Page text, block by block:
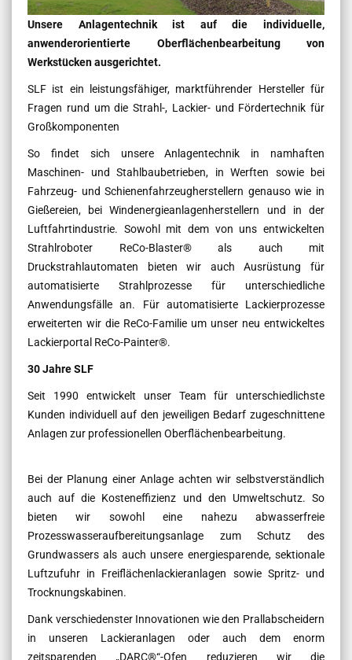
Unsere Anlagentechnik ist auf die individuelle,
anwenderorientierte Oberflächenbearbeitung von
Werkstücken ausgerichtet.
SLF ist ein leistungsfähiger, marktführender Hersteller für
Fragen rund um die Strahl-, Lackier- und Fördertechnik für
Großkomponenten
So findet sich unsere Anlagentechnik in namhaften
Maschinen- und Stahlbaubetrieben, in Werften sowie bei
Fahrzeug- und Schienenfahrzeugherstellern genauso wie in
Gießereien, bei Windenergieanlagenherstellern und in der
Luftfahrtindustrie. Sowohl mit dem von uns entwickelten
Strahlroboter ReCo-Blaster® als auch mit
Druckstrahlautomaten bieten wir auch Ausrüstung für
automatisierte Strahlprozesse für unterschiedliche
Anwendungsfälle an. Für automatisierte Lackierprozesse
erweiterten wir die ReCo-Familie um unser neu entwickeltes
Lackierportal ReCo-Painter®.
30 Jahre SLF
Seit 1990 entwickelt unser Team für unterschiedlichste
Kunden individuell auf den jeweiligen Bedarf zugeschnittene
Anlagen zur professionellen Oberflächenbearbeitung.
Bei der Planung einer Anlage achten wir selbstverständlich
auch auf die Kosteneffizienz und den Umweltschutz. So
bieten wir sowohl eine nahezu abwasserfreie
Prozesswasseraufbereitungsanlage zum Schutz des
Grundwassers als auch unsere energiesparende, sektionale
Luftzufuhr in Freiflächenlackieranlagen sowie Spritz- und
Trocknungskabinen.
Dank verschiedenster Innovationen wie den Prallabscheidern
in unseren Lackieranlagen oder auch dem enorm
zeitsparenden „DARC®“-Ofen reduzieren wir die